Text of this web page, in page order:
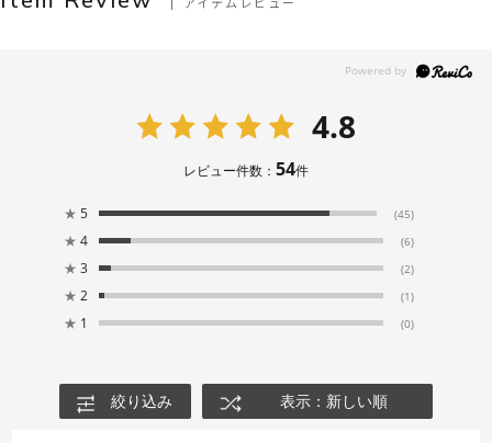
4.8
レビュー件数： 54件
★ 5 (45)
★ 4 (6)
★ 3 (2)
★ 2 (1)
★ 1 (0)
絞り込み 表示：新しい順